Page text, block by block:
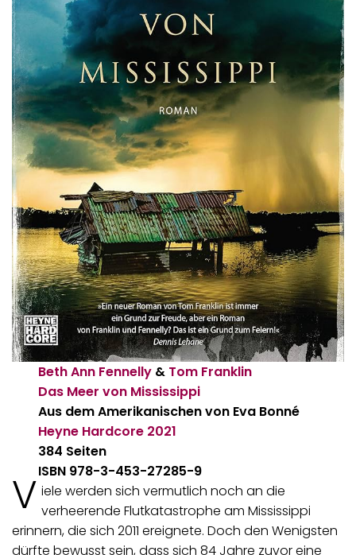
Beth Ann Fennelly & Tom Franklin
Das Meer von Mississippi
Aus dem Amerikanischen von Eva Bonné
Heyne Hardcore 2021
384 Seiten
ISBN 978-3-453-27285-9
V iele werden sich vermutlich noch an die
verheerende Flutkatastrophe am Mississippi
erinnern, die sich 2011 ereignete. Doch den Wenigsten
dürfte bewusst sein, dass sich 84 Jahre zuvor eine